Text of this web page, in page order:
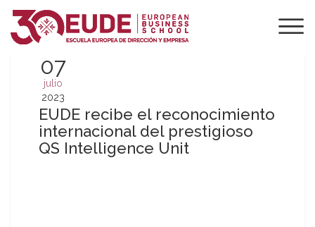
07
julio
2023
EUDE recibe el reconocimiento
internacional del prestigioso
QS Intelligence Unit